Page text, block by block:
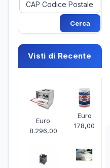
Visti di Recente
Euro
8.296,00
Euro
178,00